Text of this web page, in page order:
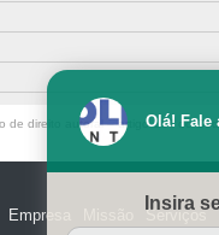
de direito autoral – artigo 184 do
Empresa Serviços
Olá! Fale
Insira